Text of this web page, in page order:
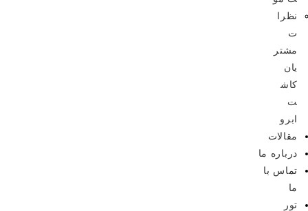
نظرا
ت
مشتر
یان
کاش
ت
ابرو
مقالات
درباره ما
تماس با
ما
تور